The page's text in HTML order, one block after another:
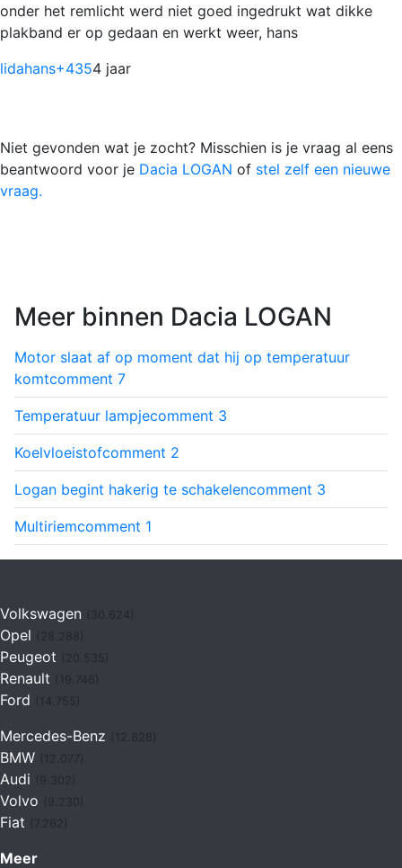
onder het remlicht werd niet goed ingedrukt wat dikke
plakband er op gedaan en werkt weer, hans
lidahans+4354 jaar
Niet gevonden wat je zocht? Misschien is je vraag al eens
beantwoord voor je Dacia LOGAN of stel zelf een nieuwe
vraag.
Meer binnen Dacia LOGAN
Motor slaat af op moment dat hij op temperatuur
komtcomment 7
Temperatuur lampjecomment 3
Koelvloeistofcomment 2
Logan begint hakerig te schakelencomment 3
Multiriemcomment 1
Volkswagen (30.624)
Opel
Peugeot
Renault (19.746)
Ford (14.755)
Mercedes-Benz
BMW
Audi
Volvo
Fiat (7.262)
Meer